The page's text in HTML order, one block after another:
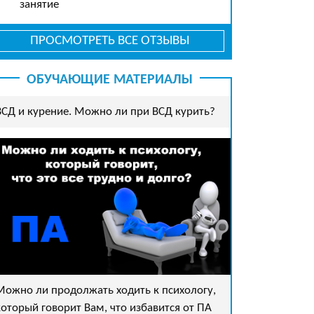
занятие
ПРОСМОТРЕТЬ ВСЕ ОТЗЫВЫ
ОБУЧАЮЩИЕ МАТЕРИАЛЫ
и курение. Можно ли при ВСД курить?
ли продолжать ходить к психологу,
говорит Вам, что избавится от ПА